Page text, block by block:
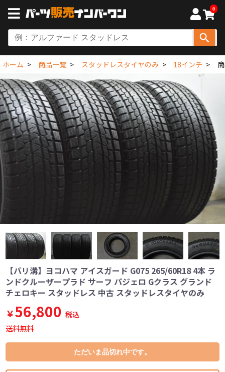
0
ホーム 商品一覧 スタッドレスタイヤのみ 18インチ
【バリ溝】ヨコハマ アイスガード G075 265/60R18 4本 ラ
ンドクルーザープラド サーフ パジェロ Gクラス グランド
チェロキー スタッドレス 中古 スタッドレスタイヤのみ
￥56,800 税込
送料無料
ただいま品切れ中です。